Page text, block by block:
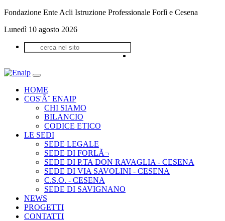
Fondazione Ente Acli Istruzione Professionale Forlì e Cesena
Lunedì 10 agosto 2026
HOME
COS'Ã¨ ENAIP
CHI SIAMO
BILANCIO
CODICE ETICO
LE SEDI
SEDE LEGALE
SEDE DI FORLÃ¬
SEDE DI P.TA DON RAVAGLIA - CESENA
SEDE DI VIA SAVOLINI - CESENA
C.S.O. - CESENA
SEDE DI SAVIGNANO
NEWS
PROGETTI
CONTATTI